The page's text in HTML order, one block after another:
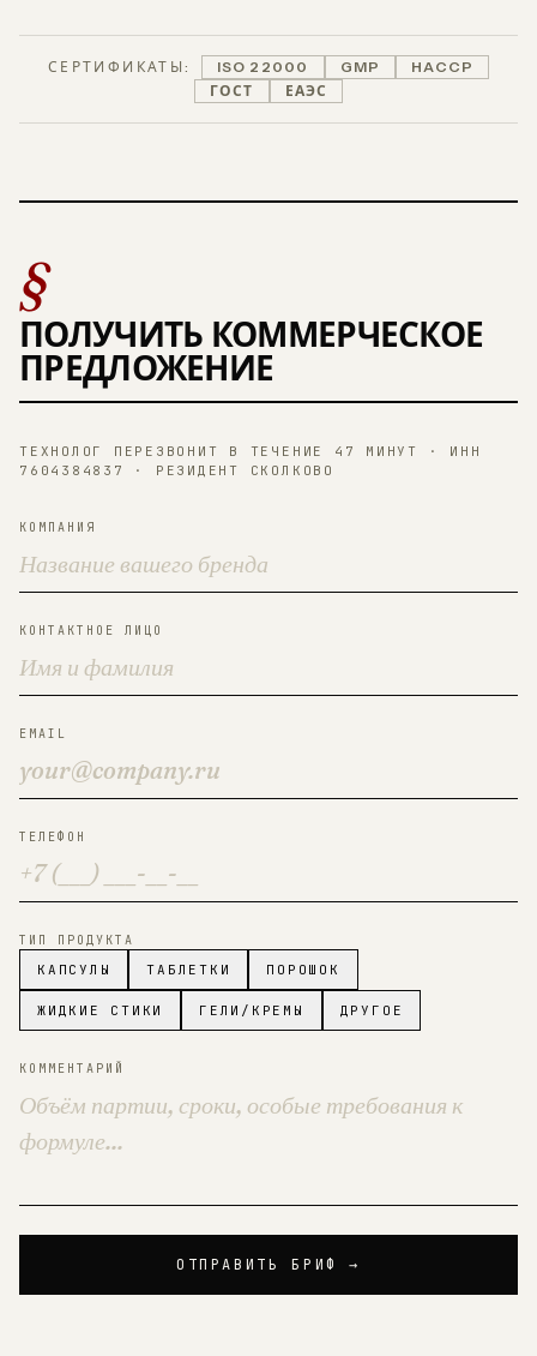
СЕРТИФИКАТЫ: ISO 22000 GMP
HACCP
ГОСТ
ЕАЭС
§
ПОЛУЧИТЬ КОММЕРЧЕСКОЕ
ПРЕДЛОЖЕНИЕ
ТЕХНОЛОГ ПЕРЕЗВОНИТ В ТЕЧЕНИЕ 47 МИНУТ · ИНН
7604384837 · РЕЗИДЕНТ СКОЛКОВО
КОМПАНИЯ
КОНТАКТНОЕ ЛИЦО
EMAIL
ТЕЛЕФОН
ТИП ПРОДУКТА
КАПСУЛЫ ТАБЛЕТКИ ПОРОШОК
ЖИДКИЕ СТИКИ ГЕЛИ/КРЕМЫ ДРУГОЕ
КОММЕНТАРИЙ
ОТПРАВИТЬ БРИФ →